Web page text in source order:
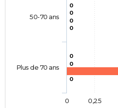
0
0
0
0
0
0
0
50-70 ans
Plus de 70 ans
0 0,25